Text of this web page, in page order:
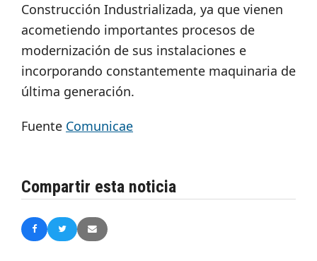
Construcción Industrializada, ya que vienen
acometiendo importantes procesos de
modernización de sus instalaciones e
incorporando constantemente maquinaria de
última generación.
Fuente Comunicae
Compartir esta noticia